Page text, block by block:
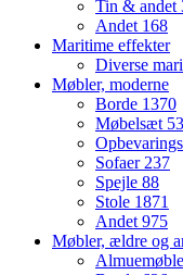
Tin & andet
Andet 168
Maritime effekter
Diverse
Møbler, moderne
Borde 1370
Møbelsæt 53
Sofaer237
Spejle 88
Stole 1871
Andet975
Møbler, ældre og